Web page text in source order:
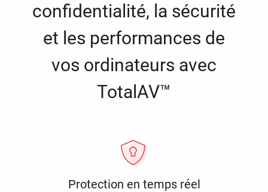
confidentialité, la sécurité
et les performances de
vos ordinateurs avec
TotalAV™
Protection en temps réel